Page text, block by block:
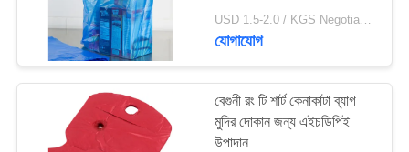
PRIVACY
POLICY
যোগাযোগ
বেগুনী রং টি শার্ট কেনাকাটা ব্যাগ
মুদির দোকান জন্য এইচডিপিই
উপাদান